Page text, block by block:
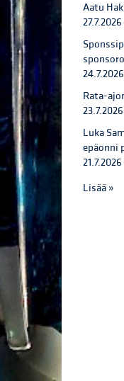
Aatu
27.7.2026
24.7.2026
Rata-
23.7.2026
Luka
epäonni
21.7.2026
Lisää »